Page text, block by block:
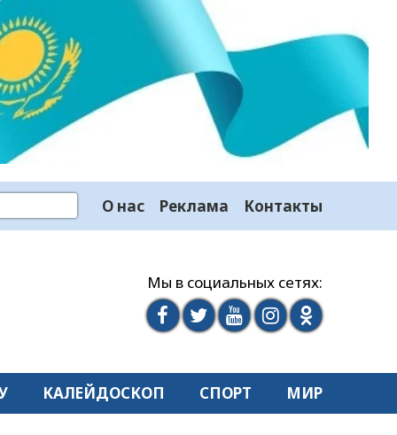
О нас Реклама Контакты
Мы в социальных сетях:
КАЛЕЙДОСКОП СПОРТ МИР